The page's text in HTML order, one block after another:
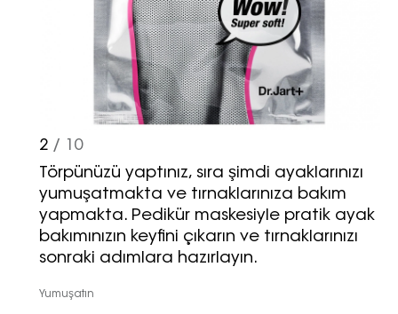
2 / 10
Törpünüzü yaptınız, sıra şimdi ayaklarınızı
yumuşatmakta ve tırnaklarınıza bakım
yapmakta. Pedikür maskesiyle pratik ayak
bakımınızın keyfini çıkarın ve tırnaklarınızı
sonraki adımlara hazırlayın.
Yumuşatın